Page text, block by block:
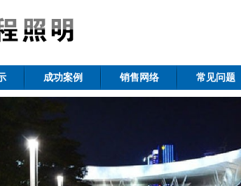
成功案例 销售网络 常见问题